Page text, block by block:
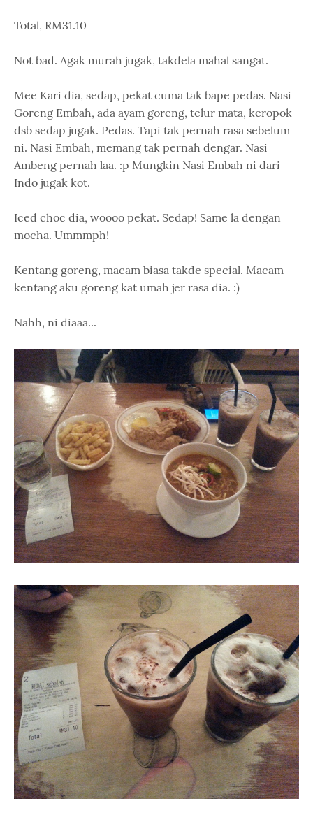
Total, RM31.10
Not bad. Agak murah jugak, takdela mahal sangat.
Mee Kari dia, sedap, pekat cuma tak bape pedas. Nasi
Goreng Embah, ada ayam goreng, telur mata, keropok
dsb sedap jugak. Pedas. Tapi tak pernah rasa sebelum
ni. Nasi Embah, memang tak pernah dengar. Nasi
Ambeng pernah laa. :p Mungkin Nasi Embah ni dari
Indo jugak kot.
Iced choc dia, woooo pekat. Sedap! Same la dengan
mocha. Ummmph!
Kentang goreng, macam biasa takde special. Macam
kentang aku goreng kat umah jer rasa dia. :)
Nahh, ni diaaa...